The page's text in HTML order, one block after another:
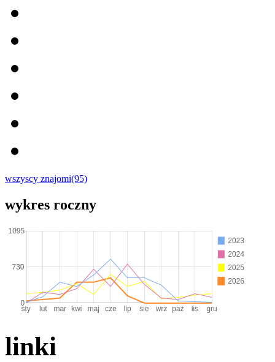
wszyscy znajomi(95)
wykres roczny
linki